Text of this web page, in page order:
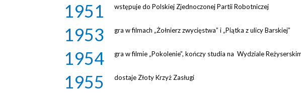
1951 wstępuje do Polskiej Zjednoczonej Partii Robotniczej
1953 gra w filmach „Żołnierz zwycięstwa” i „Piątka z ulicy Barskiej”
1954 gra w filmie „Pokolenie”, kończy studia na Wydziale
1955 dostaje Złoty Krzyż Zasługi